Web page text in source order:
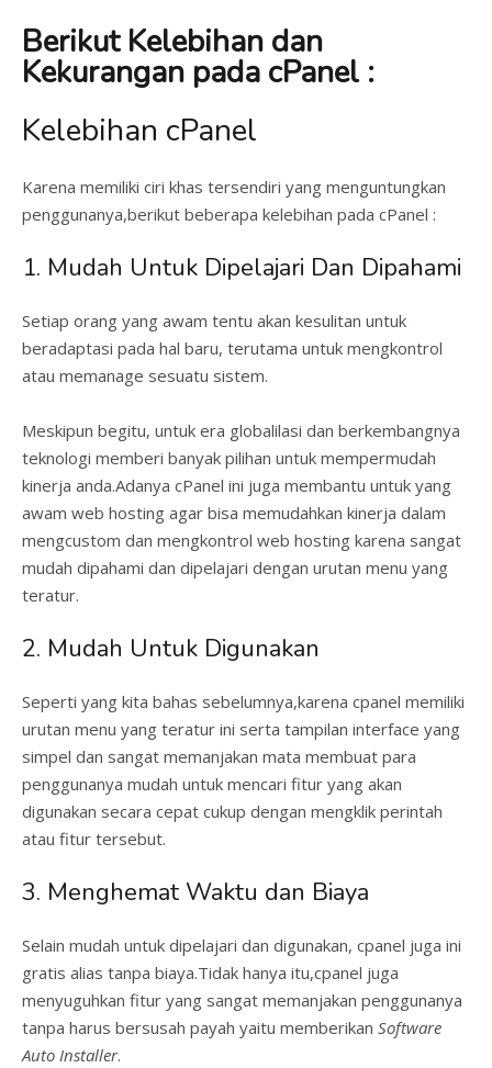
Berikut Kelebihan dan
Kekurangan pada cPanel :
Kelebihan cPanel
Karena memiliki ciri khas tersendiri yang menguntungkan
penggunanya,berikut beberapa kelebihan pada cPanel :
1. Mudah Untuk Dipelajari Dan Dipahami
Setiap orang yang awam tentu akan kesulitan untuk
beradaptasi pada hal baru, terutama untuk mengkontrol
atau memanage sesuatu sistem.
Meskipun begitu, untuk era globalilasi dan berkembangnya
teknologi memberi banyak pilihan untuk mempermudah
kinerja anda.Adanya cPanel ini juga membantu untuk yang
awam web hosting agar bisa memudahkan kinerja dalam
mengcustom dan mengkontrol web hosting karena sangat
mudah dipahami dan dipelajari dengan urutan menu yang
teratur.
2. Mudah Untuk Digunakan
Seperti yang kita bahas sebelumnya,karena cpanel memiliki
urutan menu yang teratur ini serta tampilan interface yang
simpel dan sangat memanjakan mata membuat para
penggunanya mudah untuk mencari fitur yang akan
digunakan secara cepat cukup dengan mengklik perintah
atau fitur tersebut.
3. Menghemat Waktu dan Biaya
Selain mudah untuk dipelajari dan digunakan, cpanel juga ini
gratis alias tanpa biaya.Tidak hanya itu,cpanel juga
menyuguhkan fitur yang sangat memanjakan penggunanya
tanpa harus bersusah payah yaitu memberikan Software
Auto Installer.